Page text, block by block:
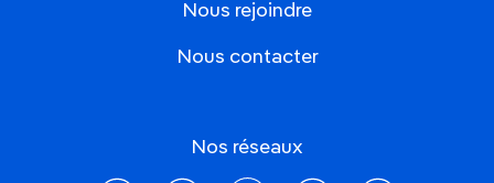
Nous rejoindre
Nous contacter
Nos réseaux